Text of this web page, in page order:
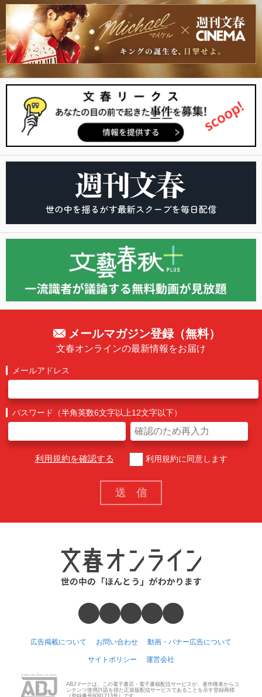
メールマガジン登録（無料）
文春オンラインの最新情報をお届け
メールアドレス
パスワード（半角英数6文字以上12文字以下）
利用規約を確認する 利用規約に同意します
広告掲載について お問い合わせ 動画・バナー広告について
サイトポリシー 運営会社
ABJマークは、この電子書店・電子書籍配信サービスが、著作権者からコ
ンテンツ使用許諾を得た正規版配信サービスであることを示す登録商標